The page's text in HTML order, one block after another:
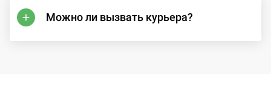
Можно ли вызвать курьера?